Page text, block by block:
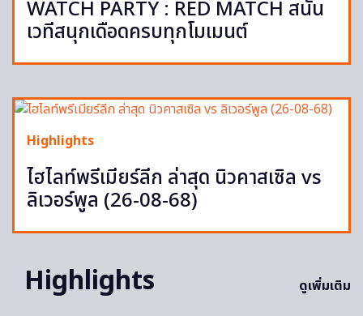
WATCH PARTY : RED MATCH สนั่น
เวทีสนุกเดือดครบทุกโมเมนต์
Highlights
ไฮไลท์พรีเมียร์ลีก ล่าสุด นิวคาสเซิล vs
ลิเวอร์พูล (26-08-68)
Highlights ดูเพิ่มเติม